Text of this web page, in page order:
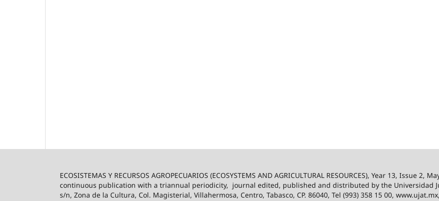
ECOSISTEMAS Y RECURSOS AGROPECUARIOS (ECOSYSTEMS AND AGRICULTURAL RESOURCES), Year 13, Issue 2,
continuous publication with a triannual periodicity, journal edited, published and distributed by the Universidad
s/n, Zona de la Cultura, Col. Magisterial, Villahermosa, Centro, Tabasco, CP. 86040, Tel (993) 358 15 00,